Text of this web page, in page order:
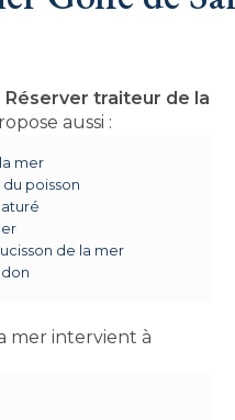
Réserver traiteur de la
aussi :
mer
poisson
de la mer
mer intervient à